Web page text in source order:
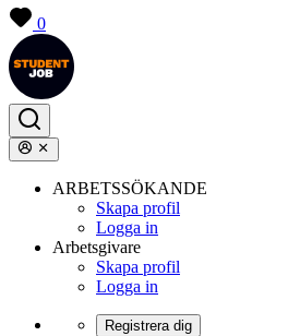
0
ARBETSSÖKANDE
Skapa profil
Logga in
Arbetsgivare
Skapa profil
Logga in
Registrera dig